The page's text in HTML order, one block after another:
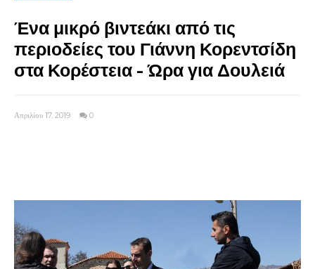
Ένα μικρό βιντεάκι από τις
περιοδείες του Γιάννη Κορεντσίδη
στα Κορέστεια - Ώρα για Δουλειά
Απριλίου 17, 2019 0